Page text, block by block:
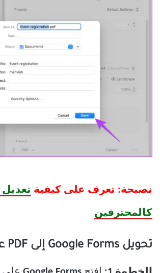
نصيحة: تعرف على كيفية
كالمحترفين
تحويل Google Forms إلى PDF على Android